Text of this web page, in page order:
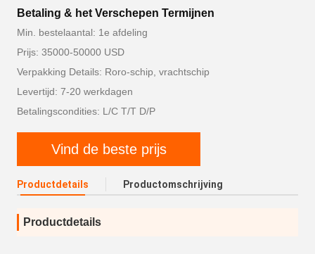
Betaling & het Verschepen Termijnen
Min. bestelaantal: 1e afdeling
Prijs: 35000-50000 USD
Verpakking Details: Roro-schip, vrachtschip
Levertijd: 7-20 werkdagen
Betalingscondities: L/C T/T D/P
Vind de beste prijs
Productdetails Productomschrijving
Productdetails